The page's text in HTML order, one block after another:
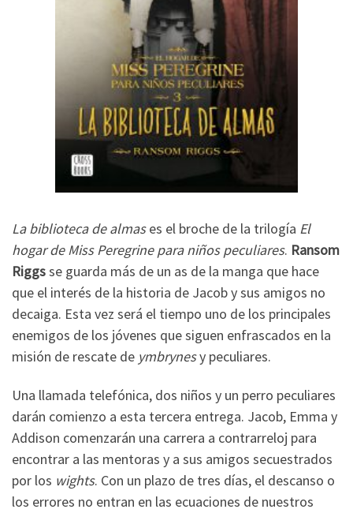
La biblioteca de almases el broche de la trilogía El
hogar de Miss Peregrine para niños peculiares. Ransom
Riggsse guarda más de un as de la manga que hace
que el interés de la historia de Jacob y sus amigos no
decaiga. Esta vez será el tiempo uno de los principales
enemigos de los jóvenes que siguen enfrascados en la
misión de rescate de ymbrynesy peculiares.
Una llamada telefónica, dos niños y un perro peculiares
darán comienzo a esta tercera entrega. Jacob, Emma y
Addison comenzarán una carrera a contrarreloj para
encontrar a las mentoras y a sus amigos secuestrados
por los wights. Con un plazo de tres días, el descanso o
los errores no entran en las ecuaciones de nuestros